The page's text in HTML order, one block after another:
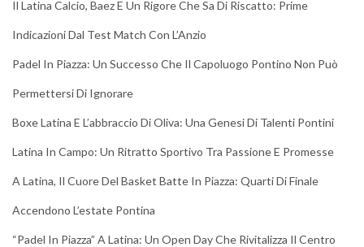
Il Latina Calcio, Baez E Un Rigore Che Sa Di Riscatto: Prime
Indicazioni Dal Test Match Con L’Anzio
Padel In Piazza: Un Successo Che Il Capoluogo Pontino Non Può
Permettersi Di Ignorare
Boxe Latina E L’abbraccio Di Oliva: Una Genesi Di Talenti Pontini
Latina In Campo: Un Ritratto Sportivo Tra Passione E Promesse
A Latina, Il Cuore Del Basket Batte In Piazza: Quarti Di Finale
Accendono L’estate Pontina
“Padel In Piazza” A Latina: Un Open Day Che Rivitalizza Il Centro